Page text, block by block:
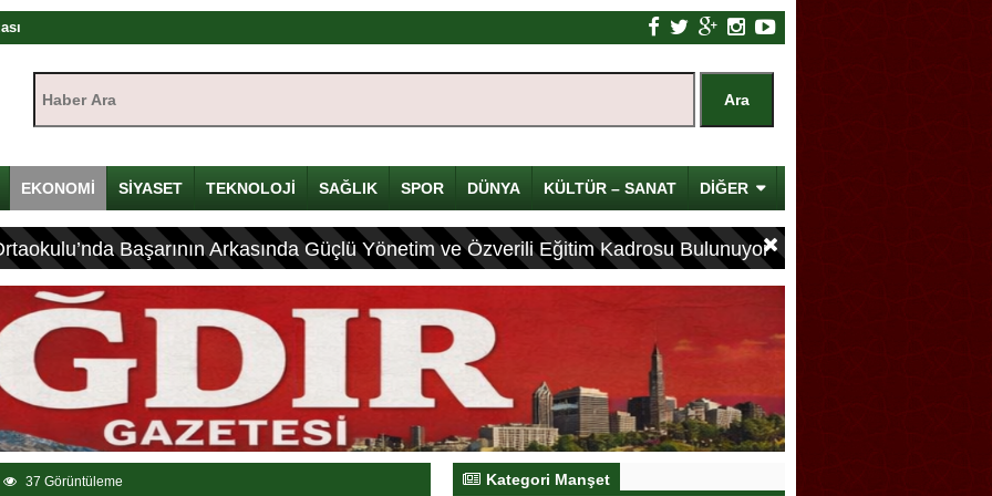
Iğdır’da başlıyor
Mirası
4 Yaralı
EKONOMİ SİYASET TEKNOLOJİ SAĞLIK SPOR DÜNYA KÜLTÜR – SANAT DİĞER
Başarının Arkasında Güçlü Yönetim ve Özverili Eğitim Kadrosu Bulunuyor
37 Görüntüleme Kategori Manşet